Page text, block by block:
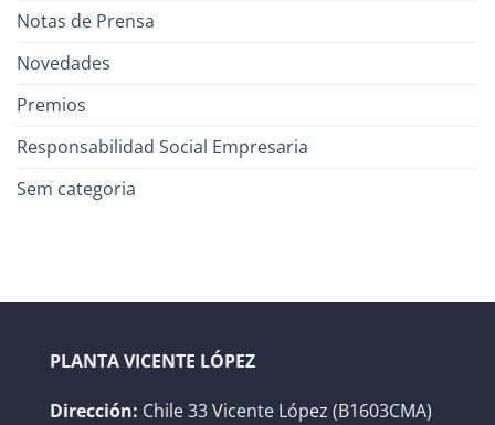
Notas de Prensa
Novedades
Premios
Responsabilidad Social Empresaria
Sem categoria
PLANTA VICENTE LÓPEZ
Dirección: Chile 33 Vicente López (B1603CMA)